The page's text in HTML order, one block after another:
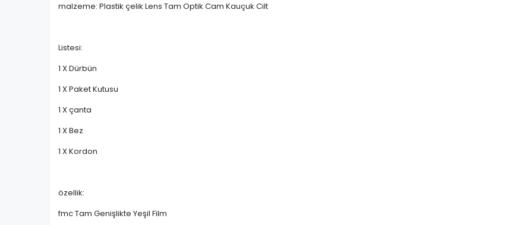
malzeme: Plastik çelik Lens Tam Optik Cam Kauçuk Cilt
Listesi:
1 X Dürbün
1 X Paket Kutusu
1 X çanta
1 X Bez
1 X Kordon
özellik:
fmc Tam Genişlikte Yeşil Film